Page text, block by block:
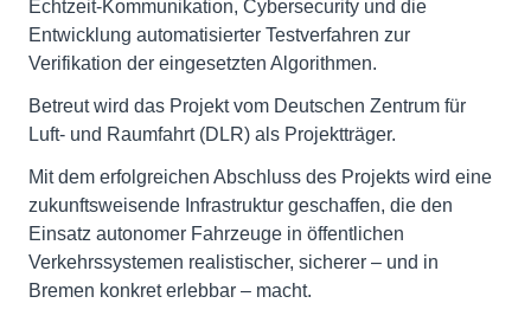
Echtzeit-Kommunikation, Cybersecurity und die
Entwicklung automatisierter Testverfahren zur
Verifikation der eingesetzten Algorithmen.
Betreut wird das Projekt vom Deutschen Zentrum für
Luft- und Raumfahrt (DLR) als Projektträger.
Mit dem erfolgreichen Abschluss des Projekts wird eine
zukunftsweisende Infrastruktur geschaffen, die den
Einsatz autonomer Fahrzeuge in öffentlichen
Verkehrssystemen realistischer, sicherer – und in
Bremen konkret erlebbar – macht.